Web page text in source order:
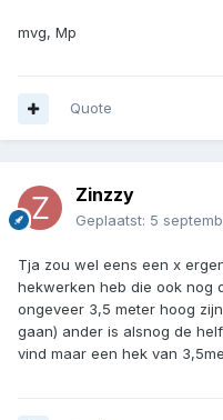
mvg, Mp
Quote
Zinzzy
Geplaatst: 5
Tja zou wel eens een x
hekwerken heb die ook nog
ongeveer 3,5 meter hoog
gaan) ander is alsnog de
vind maar een hek van